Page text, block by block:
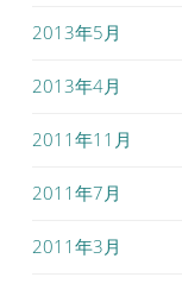
2013年5月
2013年4月
2011年11月
2011年7月
2011年3月